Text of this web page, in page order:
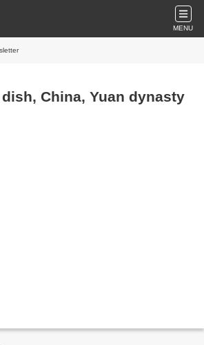
MENU
China, Yuan dynasty